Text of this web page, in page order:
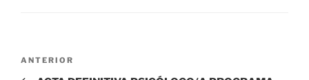
Entrada
ANTERIOR